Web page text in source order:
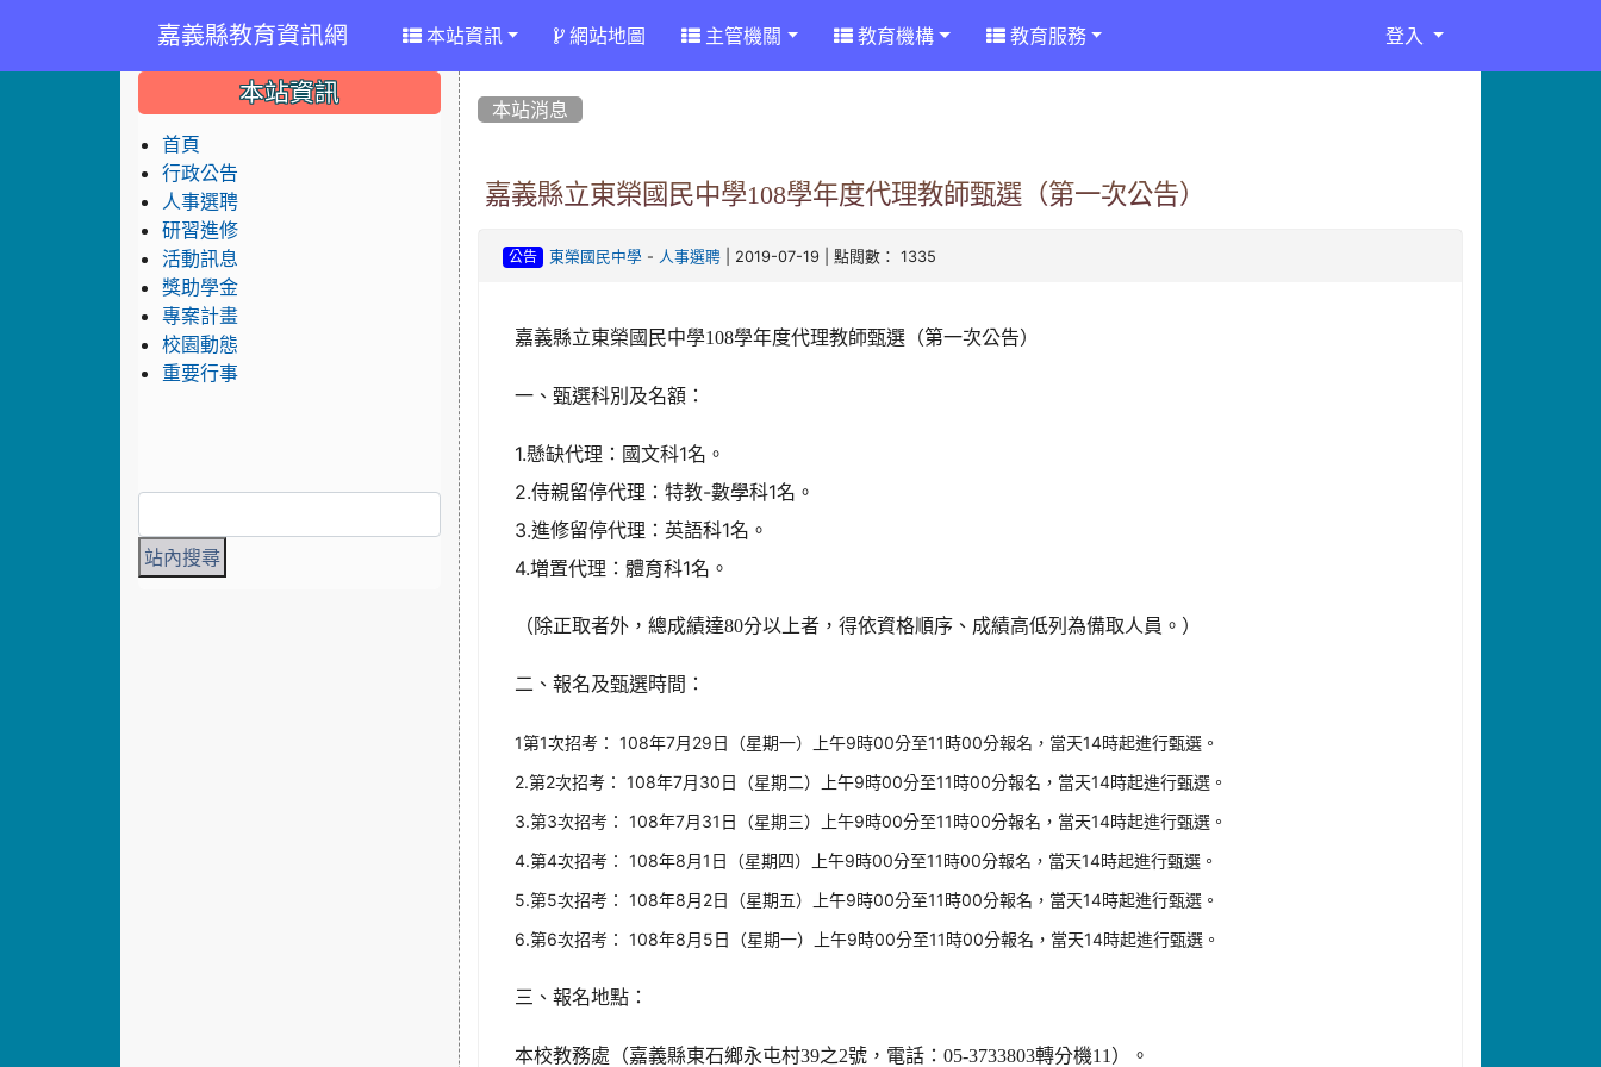
嘉義縣教育資訊網 本站資訊 網站地圖 主管機關 教育機構 教育服務 登入
本站消息
嘉義縣立東榮國民中學108學年度代理教師甄選（第一次公告）
公告 東榮國民中學 - 人事選聘 | 2019-07-19 | 點閱數： 1335
嘉義縣立東榮國民中學108學年度代理教師甄選（第一次公告）
一、甄選科別及名額：
1.懸缺代理：國文科1名。
2.侍親留停代理：特教-數學科1名。
3.進修留停代理：英語科1名。
4.増置代理：體育科1名。
（除正取者外，總成績達80分以上者，得依資格順序、成績高低列為備取人員。）
二、報名及甄選時間：
1第1次招考： 108年7月29日（星期一）上午9時00分至11時00分報名，當天14時起進行甄選。
2.第2次招考： 108年7月30日（星期二）上午9時00分至11時00分報名，當天14時起進行甄選。
3.第3次招考： 108年7月31日（星期三）上午9時00分至11時00分報名，當天14時起進行甄選。
4.第4次招考： 108年8月1日（星期四）上午9時00分至11時00分報名，當天14時起進行甄選。
5.第5次招考： 108年8月2日（星期五）上午9時00分至11時00分報名，當天14時起進行甄選。
6.第6次招考： 108年8月5日（星期一）上午9時00分至11時00分報名，當天14時起進行甄選。
三、報名地點：
本校教務處（嘉義縣東石鄉永屯村39之2號，電話：05-3733803轉分機11 ）。
::: 本站資訊
首頁
行政公告
人事選聘
研習進修
活動訊息
獎助學金
專案計畫
校園動態
重要行事